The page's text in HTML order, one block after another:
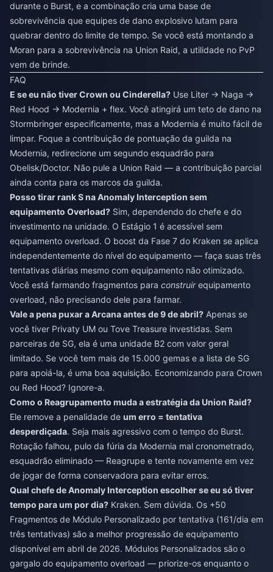
durante o Burst, e a combinação cria uma base de
sobrevivência que equipes de dano explosivo lutam para
quebrar dentro do limite de tempo. Se você está montando a
Moran para a sobrevivência na Union Raid, a utilidade no PvP
vem de brinde.
FAQ
E se eu não tiver Crown ou Cinderella? Use Liter → Naga →
Red Hood → Modernia + flex. Você atingirá um teto de dano na
Stormbringer especificamente, mas a Modernia é muito fácil de
limpar. Foque a contribuição de pontuação da guilda na
Modernia, redirecione um segundo esquadrão para
Obelisk/Doctor. Não pule a Union Raid — a contribuição parcial
ainda conta para os marcos da guilda.
Posso tirar rank S na Anomaly Interception sem
equipamento Overload? Sim, dependendo do chefe e do
investimento na unidade. O Estágio 1 é acessível sem
equipamento overload. O boost da Fase 7 do Kraken se aplica
independentemente do nível do equipamento — faça suas três
tentativas diárias mesmo com equipamento não otimizado.
Você está farmando fragmentos para construirequipamento
overload, não precisando dele para farmar.
Vale a pena puxar a Arcana antes de 9 de abril? Apenas se
você tiver Privaty UM ou Tove Treasure investidas. Sem
parceiras de SG, ela é uma unidade B2 com valor geral
limitado. Se você tem mais de 15.000 gemas e a lista de SG
para apoiá-la, é uma boa aquisição. Economizando para Crown
ou Red Hood? Ignore-a.
Como o Reagrupamento muda a estratégia da Union Raid?
Ele remove a penalidade de um erro = tentativa
desperdiçada. Seja mais agressivo com o tempo do Burst.
Rotação falhou, pulo da fúria da Modernia mal cronometrado,
esquadrão eliminado — Reagrupe e tente novamente em vez
de jogar de forma conservadora para evitar erros.
Qual chefe de Anomaly Interception escolher se eu só tiver
tempo para um por dia? Kraken. Sem dúvida. Os +50
Fragmentos de Módulo Personalizado por tentativa (161/dia em
três tentativas) são a melhor progressão de equipamento
disponível em abril de 2026. Módulos Personalizados são o
gargalo do equipamento overload — priorize-os enquanto o